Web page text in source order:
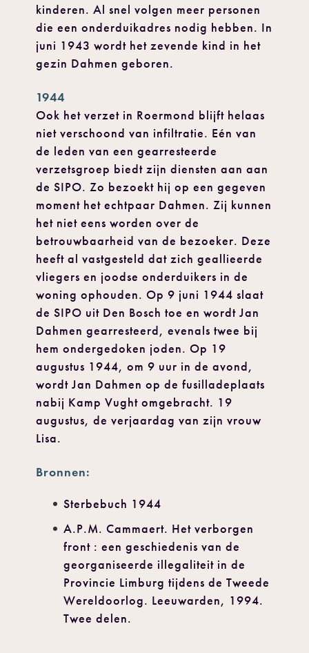
kinderen. Al snel volgen meer personen
die een onderduikadres nodig hebben. In
juni 1943 wordt het zevende kind in het
gezin Dahmen geboren.
1944
Ook het verzet in Roermond blijft helaas
niet verschoond van infiltratie. Eén van
de leden van een gearresteerde
verzetsgroep biedt zijn diensten aan aan
de SIPO. Zo bezoekt hij op een gegeven
moment het echtpaar Dahmen. Zij kunnen
het niet eens worden over de
betrouwbaarheid van de bezoeker. Deze
heeft al vastgesteld dat zich geallieerde
vliegers en joodse onderduikers in de
woning ophouden. Op 9 juni 1944 slaat
de SIPO uit Den Bosch toe en wordt Jan
Dahmen gearresteerd, evenals twee bij
hem ondergedoken joden. Op 19
augustus 1944, om 9 uur in de avond,
wordt Jan Dahmen op de fusilladeplaats
nabij Kamp Vught omgebracht. 19
augustus, de verjaardag van zijn vrouw
Lisa.
Bronnen:
Sterbebuch 1944
A.P.M. Cammaert. Het verborgen
front : een geschiedenis van de
georganiseerde illegaliteit in de
Provincie Limburg tijdens de Tweede
Wereldoorlog. Leeuwarden, 1994.
Twee delen.